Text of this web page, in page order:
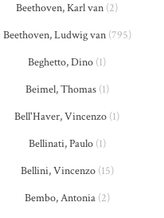
Beethoven, Karl van (2)
Beethoven, Ludwig van(795)
Beghetto, Dino (1)
Beimel, Thomas(1)
Bell'Haver, Vincenzo (1)
Bellinati, Paulo(1)
Bellini, Vincenzo(15)
Bembo, Antonia(2)